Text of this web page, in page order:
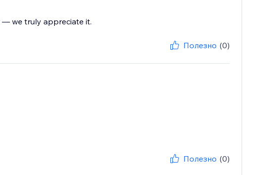
— we truly appreciate it.
Полезно (0)
Полезно (0)